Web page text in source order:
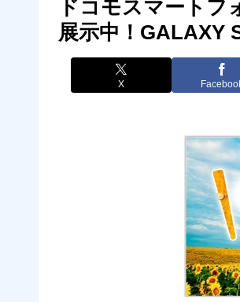
ドコモスマートフ
展示中！GALAXY
X